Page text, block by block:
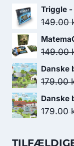
Triggle
149.00
149.00
Danske
179.00
Danske
179.00